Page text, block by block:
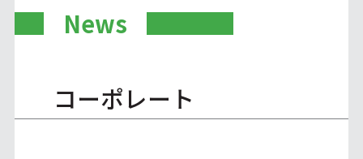
News
コーポレート